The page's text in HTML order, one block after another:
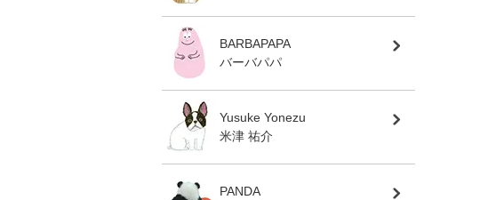
BARBAPAPA
バーバパパ
Yusuke Yonezu
米津 祐介
PANDA